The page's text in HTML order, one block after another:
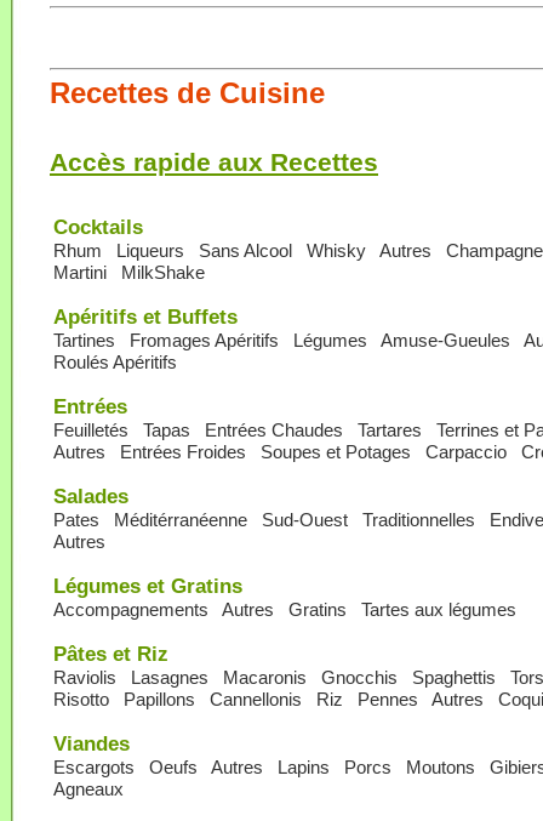
Recettes de Cuisine
Accès rapide aux Recettes
Cocktails
Rhum Liqueurs Sans Alcool Whisky Autres
Champagne
Martini
MilkShake
Apéritifs et Buffets
Tartines Fromages Apéritifs Légumes Amuse-Gueules
Roulés Apéritifs
Entrées
Feuilletés Tapas Entrées Chaudes Tartares
Terrines et
Autres
Entrées Froides Soupes et Potages Carpaccio
Salades
Pates Méditérranéenne Sud-Ouest Traditionnelles
Autres
Légumes et Gratins
Accompagnements Autres Gratins Tartes aux légumes
Pâtes et Riz
Raviolis Lasagnes Macaronis Gnocchis Spaghettis
Risotto
Papillons Cannellonis Riz Pennes Autres
Viandes
Escargots Oeufs Autres Lapins Porcs Moutons
Agneaux